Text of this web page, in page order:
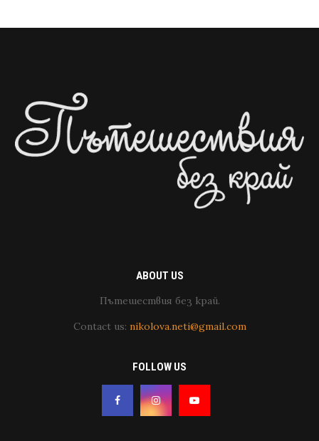
ABOUT US
Пътешествия без край.
Contact us: nikolova.neti@gmail.com
FOLLOW US